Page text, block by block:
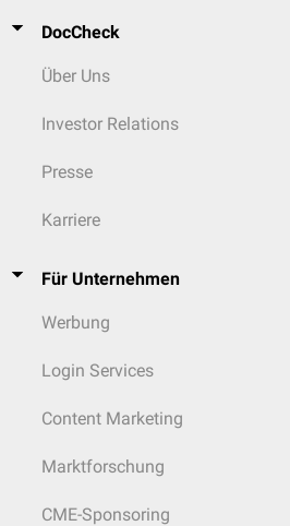
DocCheck
Über Uns
Investor Relations
Presse
Karriere
Für Unternehmen
Werbung
Login Services
Content Marketing
Marktforschung
CME-Sponsoring